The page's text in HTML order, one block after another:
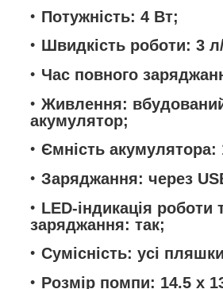
Потужність: 4 Вт;
Швидкість роботи: 3
Час повного
Живлення:
акумулятор;
Ємність акумулятора:
Заряджання: через
LED-індикація роботи
заряджання: так;
Сумісність: усі
Розмір помпи: 14.5 x